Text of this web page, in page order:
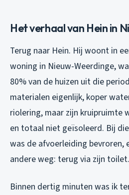
Het verhaal van Hein in
Terug naar Hein. Hij woont in
woning in Nieuw-Weerdinge,
80% van de huizen uit die
materialen eigenlijk, koper
riolering, maar zijn kruipruimte
en totaal niet geïsoleerd. Bij
was de afvoerleiding bevroren,
andere weg: terug via zijn toilet.
Binnen dertig minuten was ik